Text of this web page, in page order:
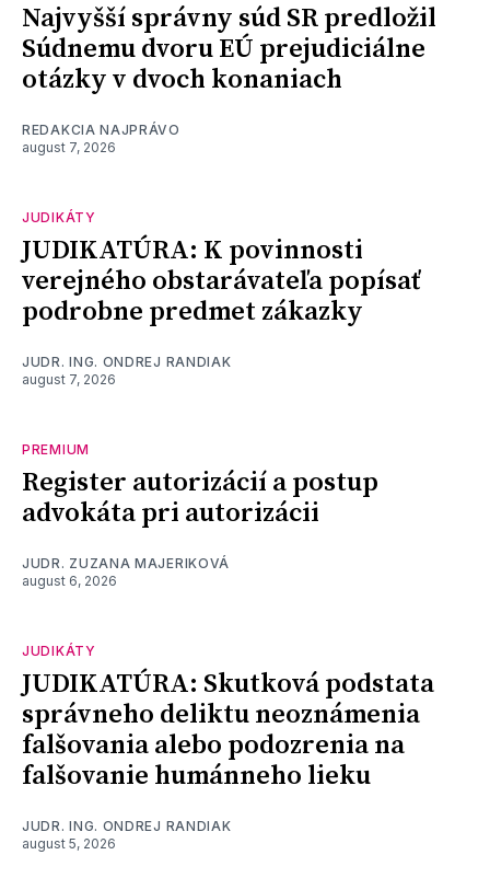
Najvyšší správny súd SR predložil
Súdnemu dvoru EÚ prejudiciálne
otázky v dvoch konaniach
REDAKCIA NAJPRÁVO
august 7, 2026
JUDIKÁTY
JUDIKATÚRA: K povinnosti
verejného obstarávateľa popísať
podrobne predmet zákazky
JUDR. ING. ONDREJ RANDIAK
august 7, 2026
PREMIUM
Register autorizácií a postup
advokáta pri autorizácii
JUDR. ZUZANA MAJERIKOVÁ
august 6, 2026
JUDIKÁTY
JUDIKATÚRA: Skutková podstata
správneho deliktu neoznámenia
falšovania alebo podozrenia na
falšovanie humánneho lieku
JUDR. ING. ONDREJ RANDIAK
august 5, 2026